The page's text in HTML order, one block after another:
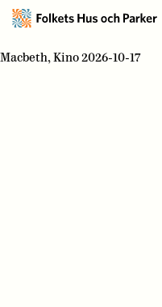
Macbeth, Kino 2026-10-17